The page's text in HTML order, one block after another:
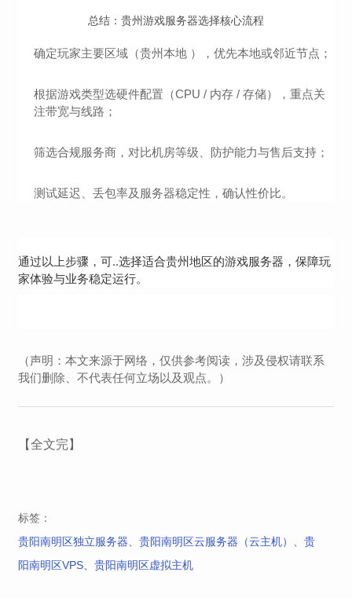
总结：贵州游戏服务器选择核心流程
确定玩家主要区域（贵州本地 ），优先本地或邻近节点；
根据游戏类型选硬件配置（CPU / 内存 / 存储），重点关
注带宽与线路；
筛选合规服务商，对比机房等级、防护能力与售后支持；
测试延迟、丢包率及服务器稳定性，确认性价比。
通过以上步骤，可..选择适合贵州地区的游戏服务器，保障玩
家体验与业务稳定运行。
（声明：本文来源于网络，仅供参考阅读，涉及侵权请联系
我们删除、不代表任何立场以及观点。）
【全文完】
标签：
贵阳南明区独立服务器、贵阳南明区云服务器（云主机）、贵
阳南明区VPS、贵阳南明区虚拟主机